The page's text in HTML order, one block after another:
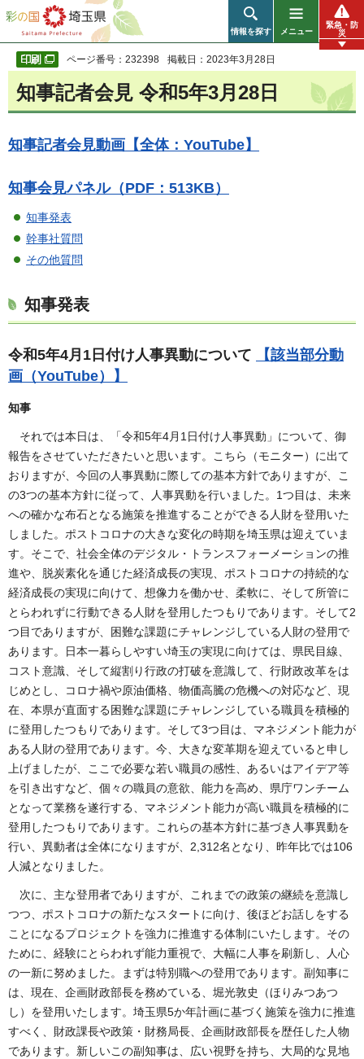
彩の国 埼玉県
情報を探す メニュー
緊急・防
災
ページ番号：232398 掲載日：2023年3月28日
知事記者会見 令和5年3月28日
知事記者会見動画【全体：YouTube】
知事会見パネル（PDF：513KB）
知事発表
幹事社質問
その他質問
知事発表
令和5年4月1日付け人事異動について
【該当部分動
画（YouTube）】
知事
それでは本日は、「令和5年4月1日付け人事異動」について、御
報告をさせていただきたいと思います。こちら（モニター）に出て
おりますが、今回の人事異動に際しての基本方針でありますが、こ
の3つの基本方針に従って、人事異動を行いました。1つ目は、未来
への確かな布石となる施策を推進することができる人財を登用いた
しました。ポストコロナの大きな変化の時期を埼玉県は迎えていま
す。そこで、社会全体のデジタル・トランスフォーメーションの推
進や、脱炭素化を通じた経済成長の実現、ポストコロナの持続的な
経済成長の実現に向けて、想像力を働かせ、柔軟に、そして所管に
とらわれずに行動できる人財を登用したつもりであります。そして2
つ目でありますが、困難な課題にチャレンジしている人財の登用で
あります。日本一暮らしやすい埼玉の実現に向けては、県民目線、
コスト意識、そして縦割り行政の打破を意識して、行財政改革をは
じめとし、コロナ禍や原油価格、物価高騰の危機への対応など、現
在、本県が直面する困難な課題にチャレンジしている職員を積極的
に登用したつもりであります。そして3つ目は、マネジメント能力が
ある人財の登用であります。今、大きな変革期を迎えていると申し
上げましたが、ここで必要な若い職員の感性、あるいはアイデア等
を引き出すなど、個々の職員の意欲、能力を高め、県庁ワンチーム
となって業務を遂行する、マネジメント能力が高い職員を積極的に
登用したつもりであります。これらの基本方針に基づき人事異動を
行い、異動者は全体になりますが、2,312名となり、昨年比では106
人減となりました。
次に、主な登用者でありますが、これまでの政策の継続を意識し
つつ、ポストコロナの新たなスタートに向け、後ほどお話しをする
ことになるプロジェクトを強力に推進する体制にいたします。その
ために、経験にとらわれず能力重視で、大幅に人事を刷新し、人心
の一新に努めました。まずは特別職への登用であります。副知事に
は、現在、企画財政部長を務めている、堀光敦史（ほりみつあつ
し）を登用いたします。埼玉県5か年計画に基づく施策を強力に推進
すべく、財政課長や政策・財務局長、企画財政部長を歴任した人物
であります。新しいこの副知事は、広い視野を持ち、大局的な見地